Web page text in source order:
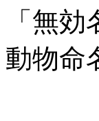
「無
動物命